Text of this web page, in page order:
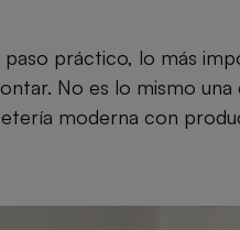
práctico, lo más
No es lo mismo
moderna con